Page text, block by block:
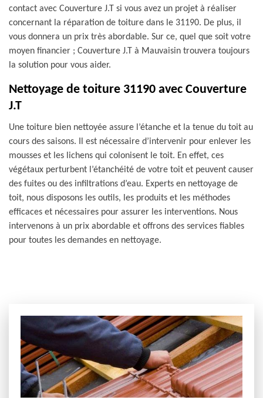
contact avec Couverture J.T si vous avez un projet à réaliser
concernant la réparation de toiture dans le 31190. De plus, il
vous donnera un prix très abordable. Sur ce, quel que soit votre
moyen financier ; Couverture J.T à Mauvaisin trouvera toujours
la solution pour vous aider.
Nettoyage de toiture 31190 avec Couverture
J.T
Une toiture bien nettoyée assure l’étanche et la tenue du toit au
cours des saisons. Il est nécessaire d’intervenir pour enlever les
mousses et les lichens qui colonisent le toit. En effet, ces
végétaux perturbent l’étanchéité de votre toit et peuvent causer
des fuites ou des infiltrations d’eau. Experts en nettoyage de
toit, nous disposons les outils, les produits et les méthodes
efficaces et nécessaires pour assurer les interventions. Nous
intervenons à un prix abordable et offrons des services fiables
pour toutes les demandes en nettoyage.